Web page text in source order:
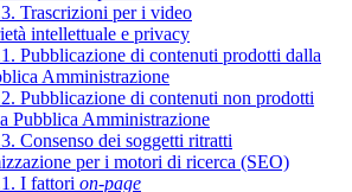
Trascrizioni per i video
intellettuale e privacy
Pubblicazione di contenuti prodotti dalla
Amministrazione
Pubblicazione di contenuti non prodotti
Pubblica Amministrazione
Consenso dei soggetti ritratti
per i motori di ricerca (SEO)
I fattori on-page